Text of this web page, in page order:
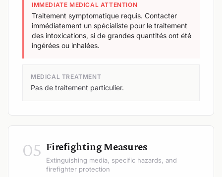
IMMEDIATE MEDICAL ATTENTION
Traitement symptomatique requis. Contacter
immédiatement un spécialiste pour le traitement
des intoxications, si de grandes quantités ont été
ingérées ou inhalées.
MEDICAL TREATMENT
Pas de traitement particulier.
05 Firefighting Measures
Extinguishing media, specific hazards, and
firefighter protection